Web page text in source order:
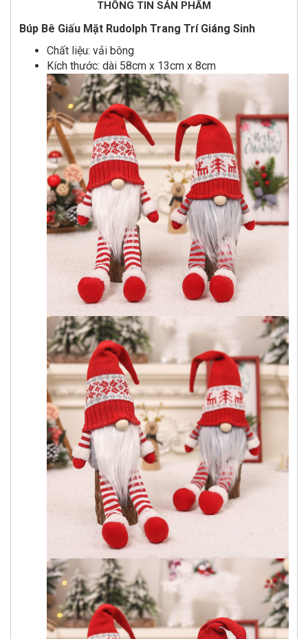
THÔNG TIN SẢN PHẨM
Búp Bê Giấu Mặt Rudolph Trang Trí Giáng Sinh
Chất liệu: vải bông
Kích thước: dài 58cm x 13cm x 8cm